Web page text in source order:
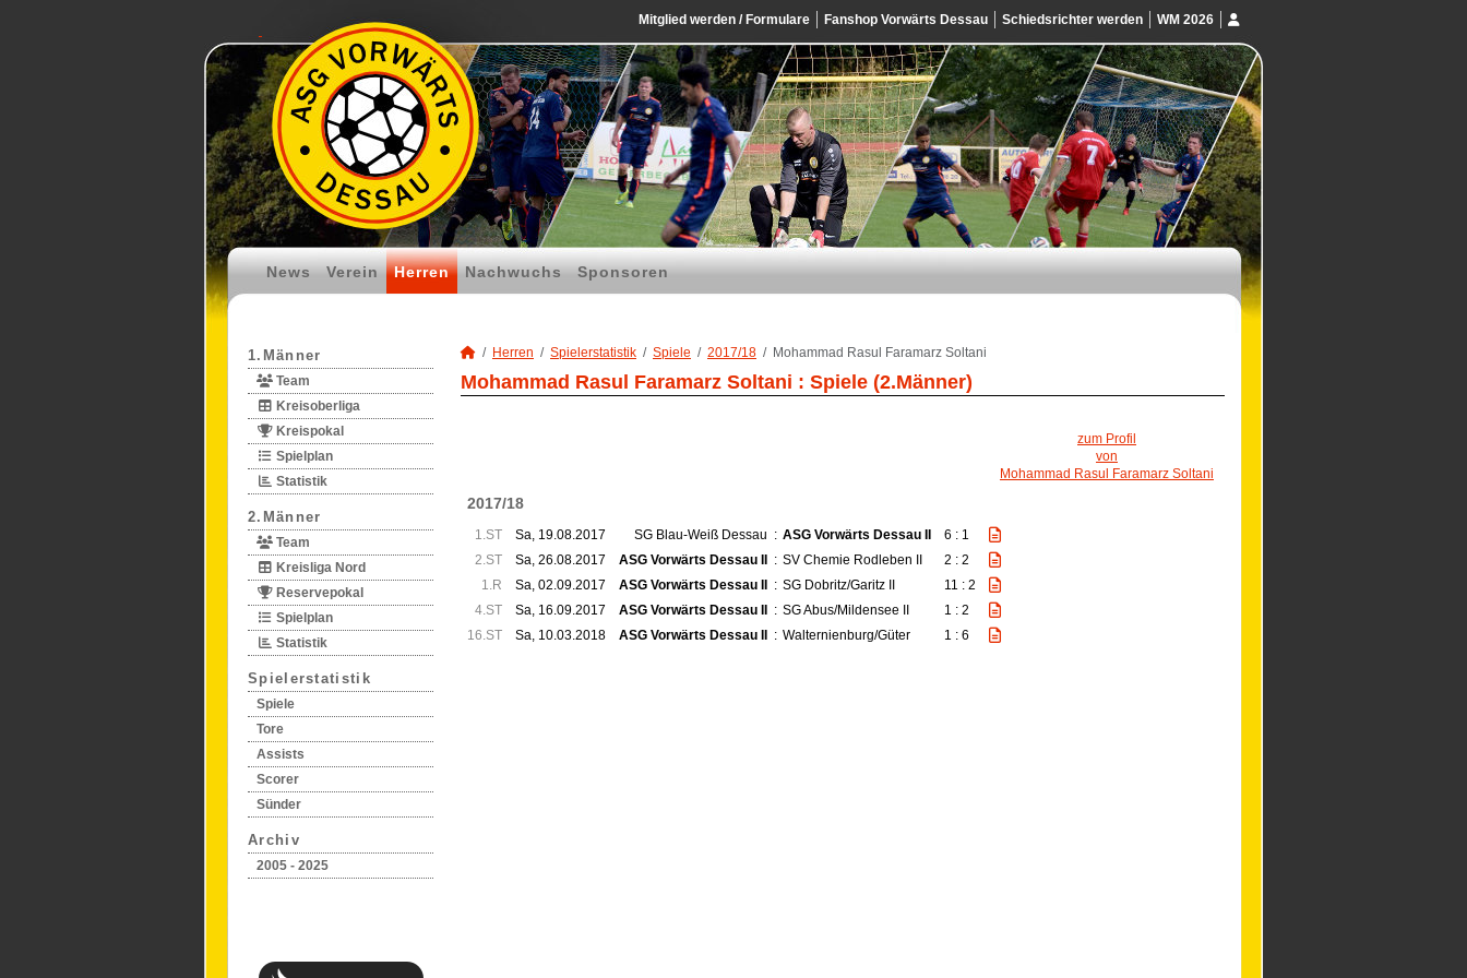
Mitglied werden / Formulare Fanshop Vorwärts Dessau Schiedsrichter werden WM 2026
News Verein Herren Nachwuchs Sponsoren
1.Männer
Team
Kreisoberliga
Kreispokal
Spielplan
Statistik
2.Männer
Team
Kreisliga Nord
Reservepokal
Spielplan
Statistik
Spielerstatistik
Spiele
Tore
Assists
Scorer
Sünder
Archiv
2005 - 2025
Herren Spielerstatistik Spiele 2017/18 Mohammad Rasul Faramarz Soltani
Mohammad Rasul Faramarz Soltani : Spiele (2.Männer)
zum Profil
von
Mohammad Rasul Faramarz Soltani
2017/18
1.ST Sa, 19.08.2017 SG Blau-Weiß Dessau : ASG Vorwärts Dessau II
6 : 1
2.ST
Sa, 26.08.2017 ASG Vorwärts Dessau II : SV Chemie Rodleben II
2 : 2
1.R
Sa, 02.09.2017 ASG Vorwärts Dessau II : SG Dobritz/Garitz II
11 : 2
4.ST
Sa, 16.09.2017 ASG Vorwärts Dessau II : SG Abus/Mildensee II
1 : 2
16.ST
Sa, 10.03.2018 ASG Vorwärts Dessau II : Walternienburg/Güter 1 : 6